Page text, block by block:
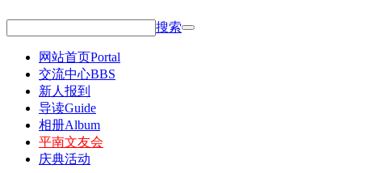
搜索
网站首页Portal
交流中心BBS
新人报到
导读Guide
相册Album
平南文友会
庆典活动